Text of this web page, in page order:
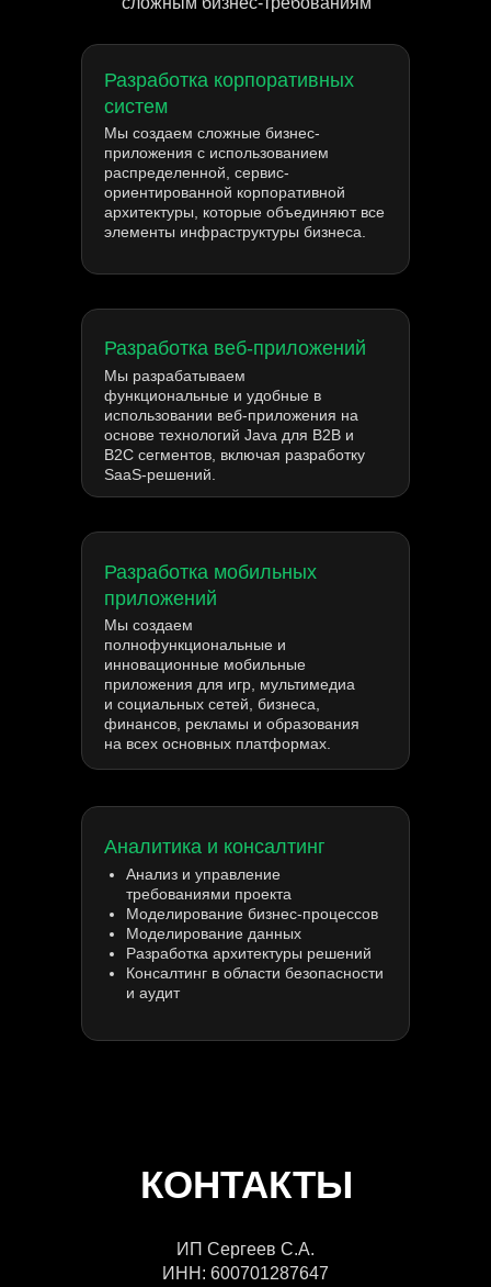
Разработка корпоративных
систем
Мы создаем сложные бизнес-
приложения с использованием
распределенной, сервис-
ориентированной корпоративной
архитектуры, которые объединяют все
элементы инфраструктуры бизнеса.
Разработка веб-приложений
Мы разрабатываем
функциональные и удобные в
использовании веб-приложения на
основе технологий Java для B2B и
B2C сегментов, включая разработку
SaaS-решений.
Разработка мобильных
приложений
Мы создаем
полнофункциональные и
инновационные мобильные
приложения для игр, мультимедиа
и социальных сетей, бизнеса,
финансов, рекламы и образования
на всех основных платформах.
Аналитика и консалтинг
Анализ и управление
требованиями проекта
Моделирование бизнес-процессов
Моделирование данных
Разработка архитектуры решений
Консалтинг в области безопасности
и аудит
КОНТАКТЫ
ИП Сергеев С.А.
ИНН: 600701287647